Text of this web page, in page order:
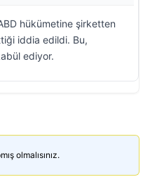
hükümetine şirketten
iddia edildi. Bu,
ediyor.
olmalısınız.